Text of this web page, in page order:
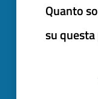
Quanto
su